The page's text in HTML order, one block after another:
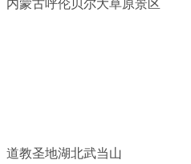
内蒙古呼伦贝尔大草原景区
道教圣地湖北武当山